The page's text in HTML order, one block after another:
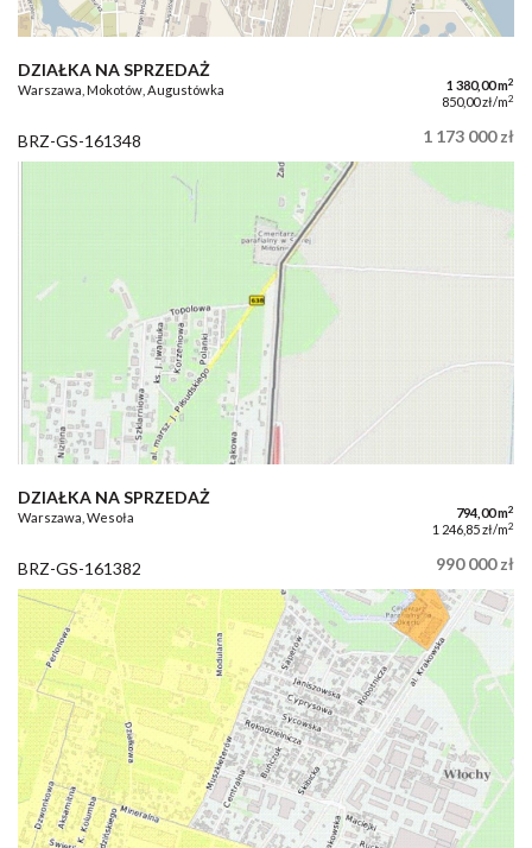
DZIAŁKA NA SPRZEDAŻ
Warszawa, Mokotów, Augustówka 1 380,00 m2
850,00 zł/m2
BRZ-GS-161348 1 173 000 zł
DZIAŁKA NA SPRZEDAŻ
Warszawa, Wesoła 794,00 m2
1 246,85 zł/m2
BRZ-GS-161382 990 000 zł